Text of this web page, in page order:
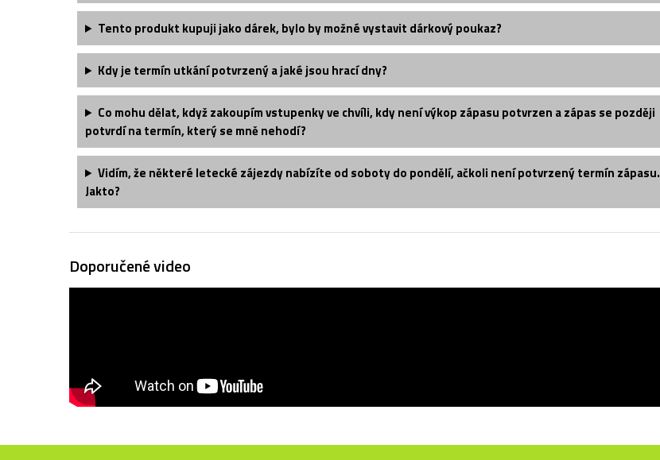
Tento produkt kupuji jako dárek, bylo by možné vystavit dárkový poukaz?
Kdy je termín utkání potvrzený a jaké jsou hrací dny?
Co mohu dělat, když zakoupím vstupenky ve chvíli, kdy není výkop zápasu potvrzen a zápas se později
potvrdí na termín, který se mně nehodí?
Vidím, že některé letecké zájezdy nabízíte od soboty do pondělí, ačkoli není potvrzený termín zápasu.
Jakto?
Doporučené video